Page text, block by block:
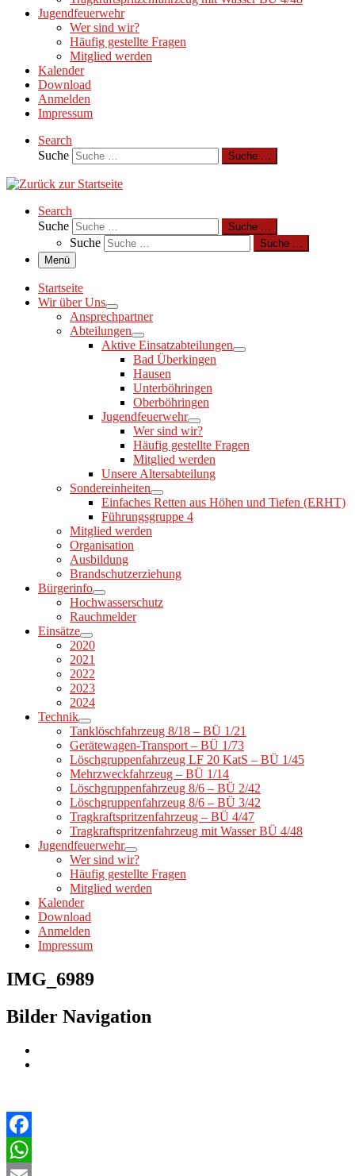
Jugendfeuerwehr
Wer sind wir?
Häufig gestellte Fragen
Mitglied werden
Kalender
Download
Anmelden
Impressum
Search
Suche
Suche …
Search
Suche
Suche …
Suche
Suche …
Menü
Startseite
Wir über Uns
Ansprechpartner
Abteilungen
Aktive Einsatzabteilungen
Bad Überkingen
Hausen
Unterböhringen
Oberböhringen
Jugendfeuerwehr
Wer sind wir?
Häufig gestellte Fragen
Mitglied werden
Unsere Altersabteilung
Sondereinheiten
Einfaches Retten aus Höhen und Tiefen (ERHT)
Führungsgruppe 4
Mitglied werden
Organisation
Ausbildung
Brandschutzerziehung
Bürgerinfo
Hochwasserschutz
Rauchmelder
Einsätze
2020
2021
2022
2023
2024
Technik
Tanklöschfahrzeug 8/18 – BÜ 1/21
Gerätewagen-Transport – BÜ 1/73
Löschgruppenfahrzeug LF 20 KatS – BÜ 1/45
Mehrzweckfahrzeug – BÜ 1/14
Löschgruppenfahrzeug 8/6 – BÜ 2/42
Löschgruppenfahrzeug 8/6 – BÜ 3/42
Tragkraftspritzenfahrzeug – BÜ 4/47
Tragkraftspritzenfahrzeug mit Wasser BÜ 4/48
Jugendfeuerwehr
Wer sind wir?
Häufig gestellte Fragen
Mitglied werden
Kalender
Download
Anmelden
Impressum
IMG_6989
Bilder Navigation
Facebook